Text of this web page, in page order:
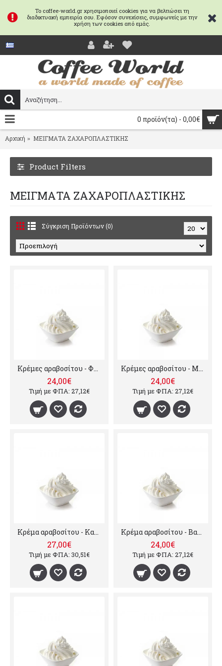
Το coffee-world.gr χρησιμοποιεί cookies για να βελτιώσει τη
διαδικτυακή εμπειρία σου. Εφόσον συνεχίσεις, συμφωνείς με την
χρήση των cookies από εμάς.
0 προϊόν(τα) - 0,00€
Αρχική ΜΕΙΓΜΑΤΑ ΖΑΧΑΡΟΠΛΑΣΤΙΚΗΣ
Product Filters
ΜΕΙΓΜΑΤΑ ΖΑΧΑΡΟΠΛΑΣΤΙΚΗΣ
Σύγκριση Προϊόντων (0)
Κρέμες αραβοσίτου - Φράουλα, 10kg
24,00€
Τιμή με ΦΠΑ: 27,12€
Κρέμες αραβοσίτου - Μπισκότο, 10kg
24,00€
Τιμή με ΦΠΑ: 27,12€
Κρέμα αραβοσίτου - Κακάο, 10kg
27,00€
Τιμή με ΦΠΑ: 30,51€
Κρέμα αραβοσίτου - Βανίλια, 10kg
24,00€
Τιμή με ΦΠΑ: 27,12€